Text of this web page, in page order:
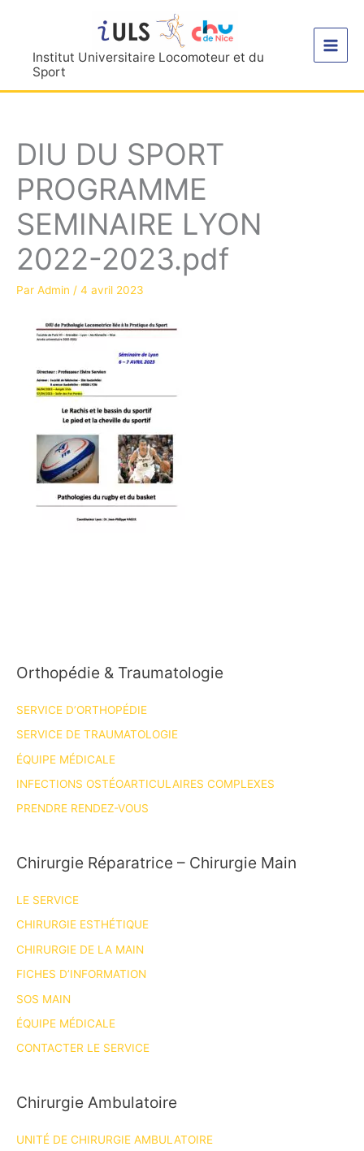
contenuInstitut Universitaire Locomoteur et du
Sport
DIU DU SPORT
PROGRAMME
SEMINAIRE LYON
2022-2023.pdf
Par Admin / 4 avril 2023
Orthopédie & Traumatologie
SERVICE D’ORTHOPÉDIE
SERVICE DE TRAUMATOLOGIE
ÉQUIPE MÉDICALE
INFECTIONS OSTÉOARTICULAIRES COMPLEXES
PRENDRE RENDEZ-VOUS
Chirurgie Réparatrice – Chirurgie Main
LE SERVICE
CHIRURGIE ESTHÉTIQUE
CHIRURGIE DE LA MAIN
FICHES D’INFORMATION
SOS MAIN
ÉQUIPE MÉDICALE
CONTACTER LE SERVICE
Chirurgie Ambulatoire
UNITÉ DE CHIRURGIE AMBULATOIRE